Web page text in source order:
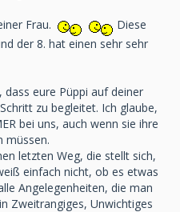
Frau.
Diese
der 8. hat einen sehr sehr
eure Püppi auf deiner
zu begleitet. Ich glaube,
bei uns, auch wenn sie ihre
müssen.
letzten Weg, die stellt sich,
einfach nicht, ob es etwas
Angelegenheiten, die man
Zweitrangiges, Unwichtiges